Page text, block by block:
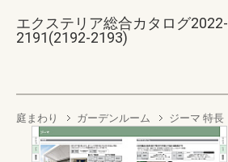
エクステリア総合カタログ
2191(2192-2193)
庭まわり ガーデンルーム ジーマ 特長